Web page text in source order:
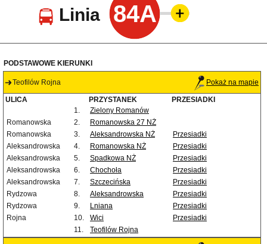
Linia 84A
PODSTAWOWE KIERUNKI
Teofilów Rojna Pokaż na mapie
ULICA PRZYSTANEK
PRZESIADKI
1.
Zielony Romanów
Romanowska
2.
Romanowska 27 NŻ
Romanowska
3. Aleksandrowska NŻ
Przesiadki
Aleksandrowska
4. Romanowska NŻ
Przesiadki
Aleksandrowska
5. Spadkowa NŻ
Przesiadki
Aleksandrowska
6. Chochoła
Przesiadki
Aleksandrowska
7. Szczecińska
Przesiadki
Rydzowa
8. Aleksandrowska
Przesiadki
Rydzowa
9. Lniana
Przesiadki
Rojna
10. Wici
Przesiadki
11.
Teofilów Rojna